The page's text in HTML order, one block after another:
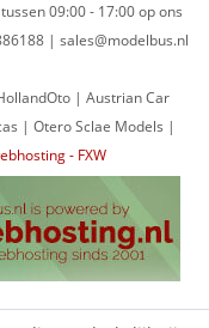
09:00 - 17:00 op ons
| sales@modelbus.nl
| Austrian Car
| Otero Sclae Models |
- FXW